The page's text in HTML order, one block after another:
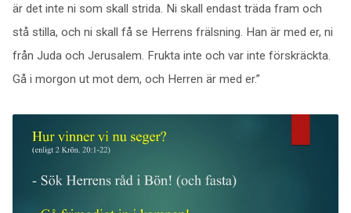
är det inte ni som skall strida. Ni skall endast träda fram och
stå stilla, och ni skall få se Herrens frälsning. Han är med er, ni
från Juda och Jerusalem. Frukta inte och var inte förskräckta.
Gå i morgon ut mot dem, och Herren är med er.”